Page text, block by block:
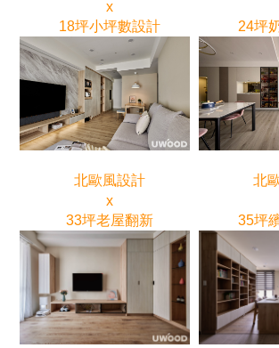
x
18坪小坪數設計
24坪
北歐風設計
x
33坪老屋翻新
北
35坪